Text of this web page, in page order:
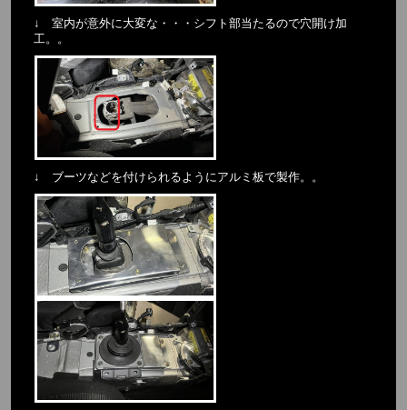
↓ 室内が意外に大変な・・・シフト部当たるので穴開け加
工。。
↓ ブーツなどを付けられるようにアルミ板で製作。。